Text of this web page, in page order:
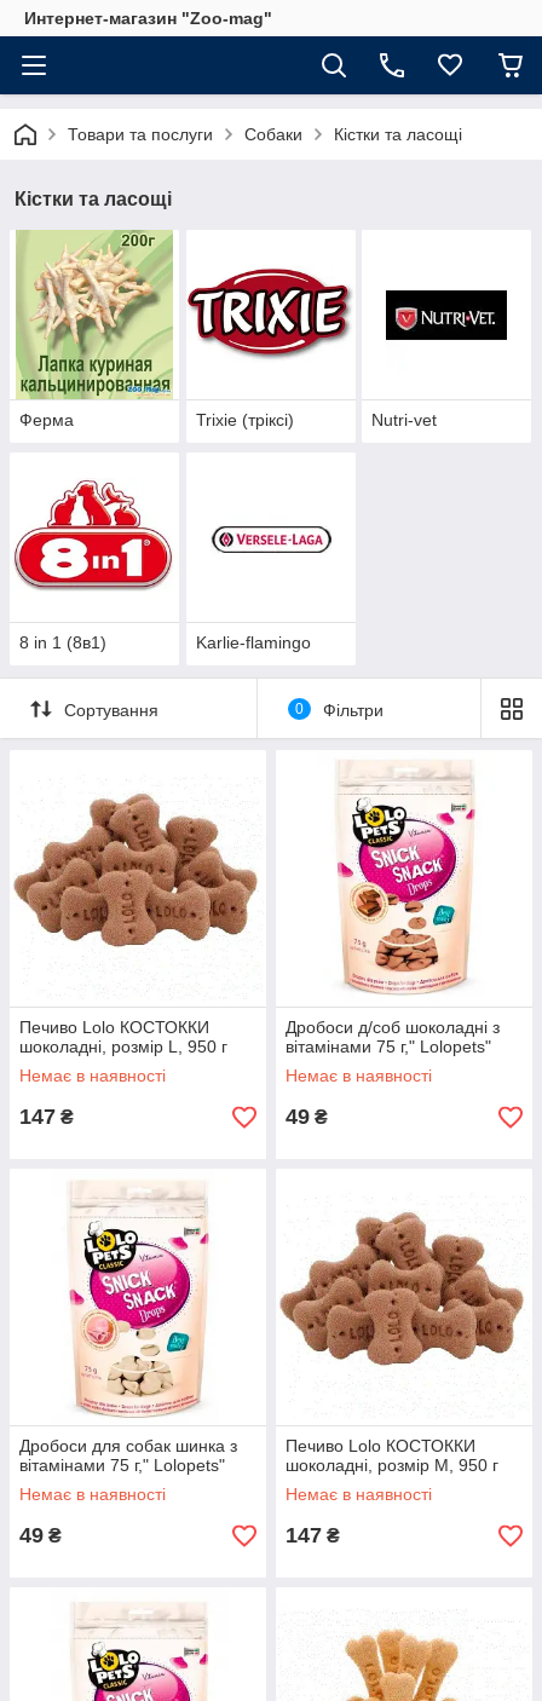
Интернет-магазин "Zoo-mag"
Товари та послуги Собаки Кістки та ласощі
Кістки та ласощі
Ферма Trixie (тріксі) Nutri-vet
8 in 1 (8в1) Karlie-flamingo
Сортування 0 Фільтри
Печиво Lolo КОСТОККИ
шоколадні, розмір L, 950 г
Немає в наявності
147 ₴
Дробоси д/соб шоколадні з
вітамінами 75 г," Lolopets"
Немає в наявності
49 ₴
Дробоси для собак шинка з
вітамінами 75 г," Lolopets"
Немає в наявності
49 ₴
Печиво Lolo КОСТОККИ
шоколадні, розмір М, 950 г
Немає в наявності
147 ₴